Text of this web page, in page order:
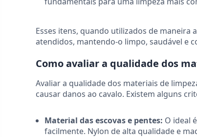
Esses itens, quando utilizados de maneira
atendidos, mantendo-o limpo, saudável e
Como avaliar a qualidade dos
Avaliar a qualidade dos materiais de
causar danos ao cavalo. Existem alguns
Material das escovas e pentes: O ideal
facilmente. Nylon de alta qualidade e